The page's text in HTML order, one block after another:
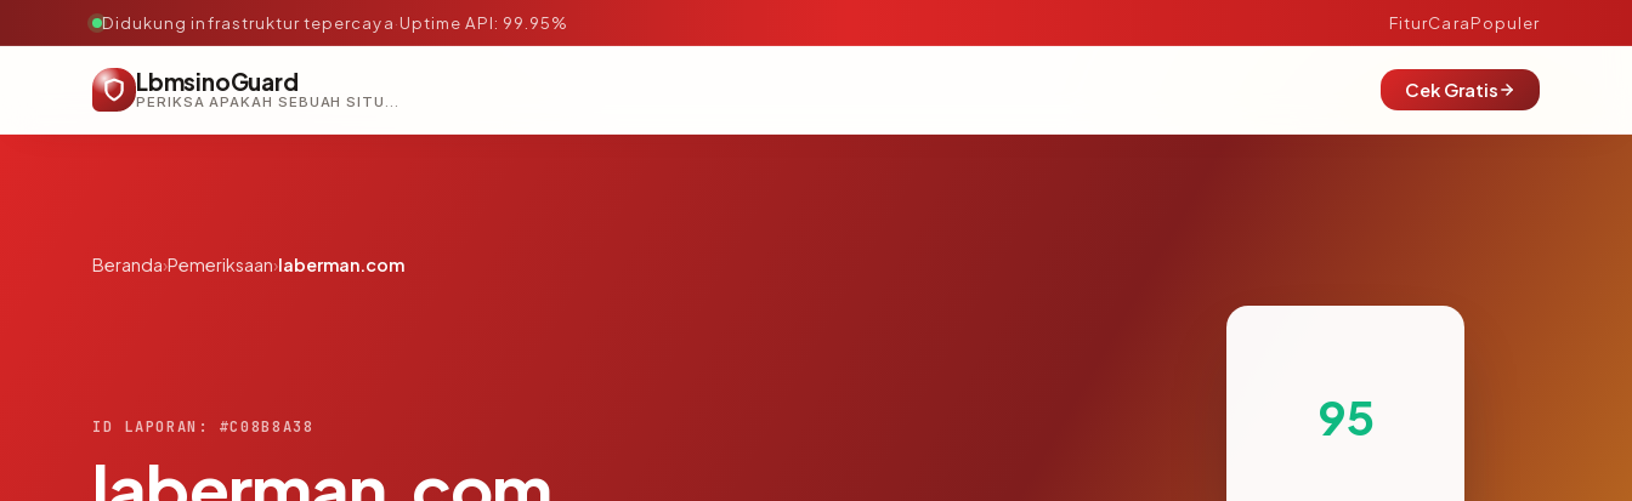
Didukung infrastruktur tepercaya·Uptime API: 99.95% FiturCaraPopuler
LbmsinoGuard
PERIKSA APAKAH SEBUAH SITUS AMAN, TEPERCAYA, DAN TERVERIFIKASI DALAM HITUNGAN DETIK.
Cek Gratis
Beranda›Pemeriksaan›laberman.com
ID LAPORAN: #C08B8A38 95